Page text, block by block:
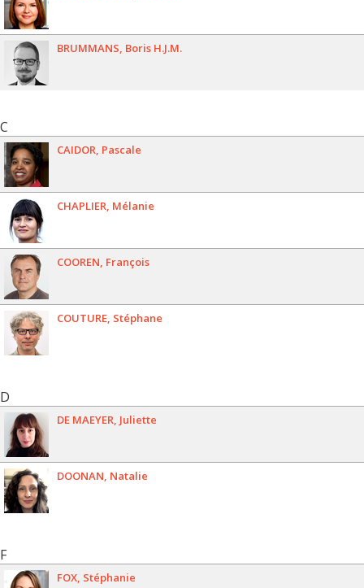
BRUMMANS Boris H.J.M.
C
CAIDOR Pascale
CHAPLIER Mélanie
COOREN François
COUTURE Stéphane
D
DE MAEYER Juliette
DOONAN Natalie
F
FOX Stéphanie